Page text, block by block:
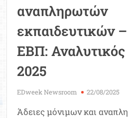
αναπληρωτών
εκπαιδευτικών
ΕΒΠ:
2025
EDweek Newsroom 22/08/2025
Άδειες μόνιμων και